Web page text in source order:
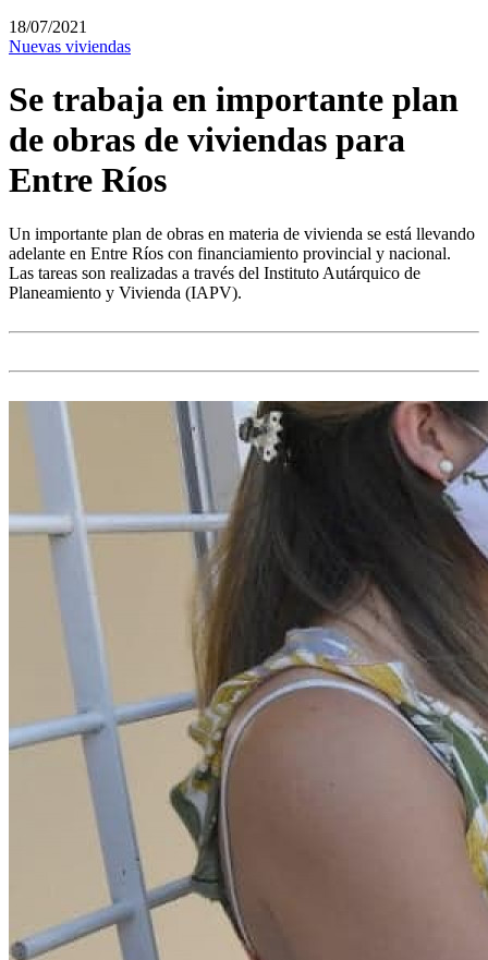
18/07/2021
Nuevas viviendas
Se trabaja en importante plan
de obras de viviendas para
Entre Ríos
Un importante plan de obras en materia de vivienda se está llevando
adelante en Entre Ríos con financiamiento provincial y nacional.
Las tareas son realizadas a través del Instituto Autárquico de
Planeamiento y Vivienda (IAPV).